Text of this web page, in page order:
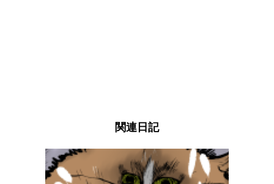
関連日記